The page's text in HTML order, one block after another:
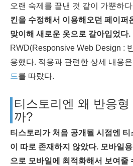
오랜 숙제를 끝낸 것 같이 가뿐하
킨을 수정해서 이용해오던 페이퍼
맞이해 새로운 옷으로 갈아입었다.
RWD(Responsive Web Design :
용했다. 적용과 관련한 상세 내용은
드를 따랐다.
티스토리엔 왜 반응
까?
티스토리가 처음 공개될 시점엔
이 따로 존재하지 않았다. 모바일
으로 모바일에 최적화해서 보여줄